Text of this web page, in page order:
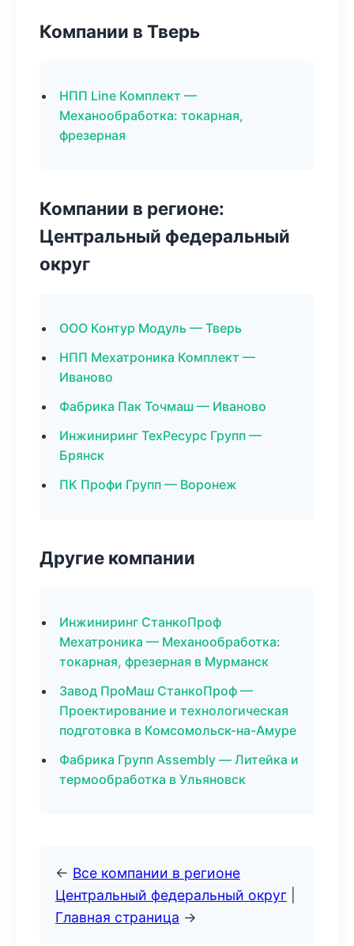
Компании в Тверь
НПП Line Комплект —
Механообработка: токарная,
фрезерная
Компании в регионе:
Центральный федеральный
округ
ООО Контур Модуль — Тверь
НПП Мехатроника Комплект —
Иваново
Фабрика Пак Точмаш — Иваново
Инжиниринг ТехРесурс Групп —
Брянск
ПК Профи Групп — Воронеж
Другие компании
Инжиниринг СтанкоПроф
Мехатроника — Механообработка:
токарная, фрезерная в Мурманск
Завод ПроМаш СтанкоПроф —
Проектирование и технологическая
подготовка в Комсомольск-на-Амуре
Фабрика Групп Assembly — Литейка и
термообработка в Ульяновск
← Все компании в регионе
Центральный федеральный округ
Главная страница →